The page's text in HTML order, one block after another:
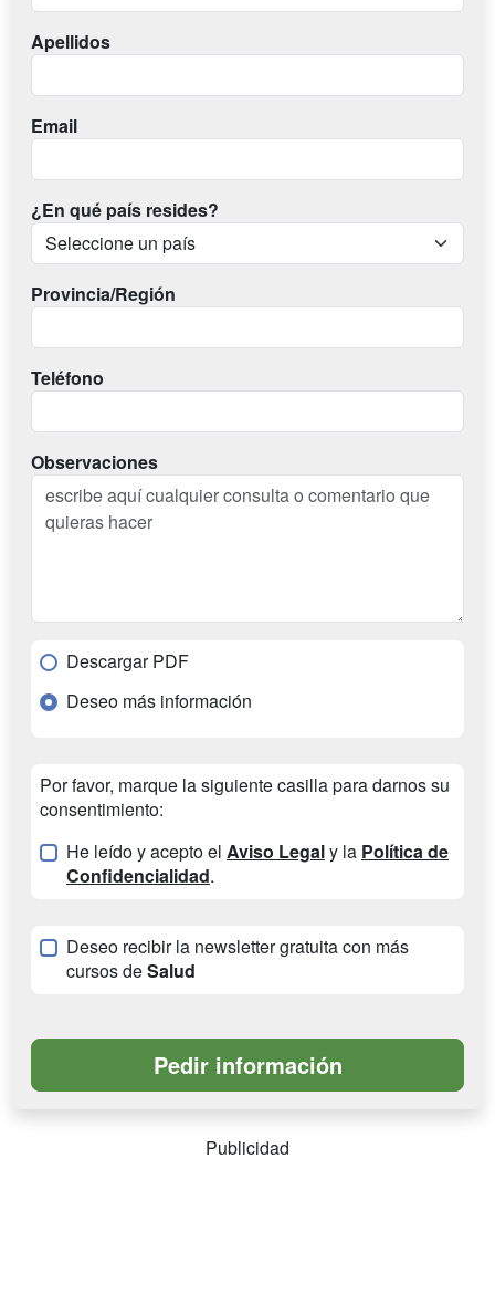
Apellidos
Email
¿En qué país resides?
Provincia/Región
Teléfono
Observaciones
Descargar PDF
Deseo más información
Por favor, marque la siguiente casilla para darnos su
consentimiento:
He leído y acepto el Aviso Legaly la Política de
Confidencialidad.
Deseo recibir la newsletter gratuita con más
cursos deSalud
Publicidad